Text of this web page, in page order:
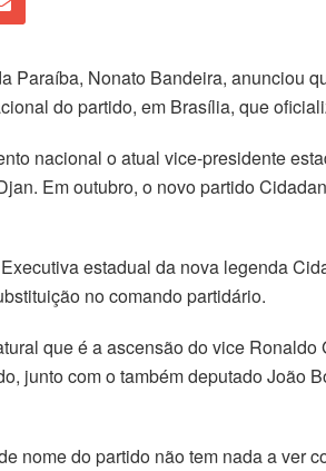
Paraíba, Nonato Bandeira, anunciou
do partido, em Brasília, que
nacional o atual vice-presidente
Em outubro, o novo partido
estadual da nova legenda
no comando partidário.
que é a ascensão do vice
junto com o também deputado João
nome do partido não tem nada a ver